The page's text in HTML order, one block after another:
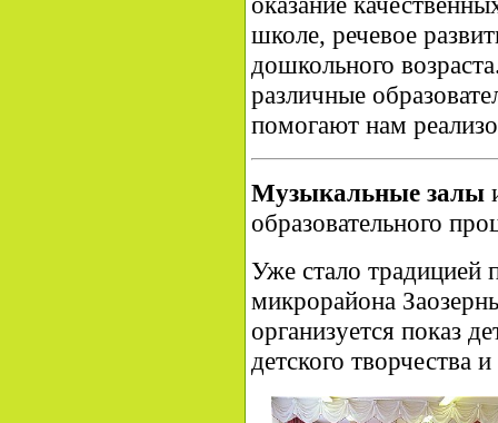
школе, речевое
дошкольного
различные
помогают нам
Музыкальные залы
образовательного
Уже стало традицией
микрорайона
организуется показ
детского творчества